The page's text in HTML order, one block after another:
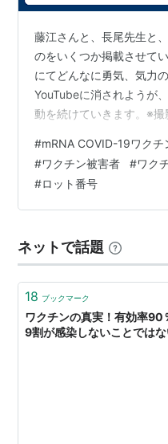
藤江さんと、長尾先生と
のをいくつか掲載させて
にてどんなに勇気、気力
YouTubeに消されようが
動を続けていきます。※
人、謎の大量死※コロナで
(@JINKOUZOUKA_jp)
ルからは情報が何も出て
ターでは、コロナワクチ
#mRNA COVID-19ワクチ
#ワクチン被害者 #ワク
#ロット番号
ネットで話題
18 ブックマーク
ワクチンの真実！有効率90
9割が感染しないことでは